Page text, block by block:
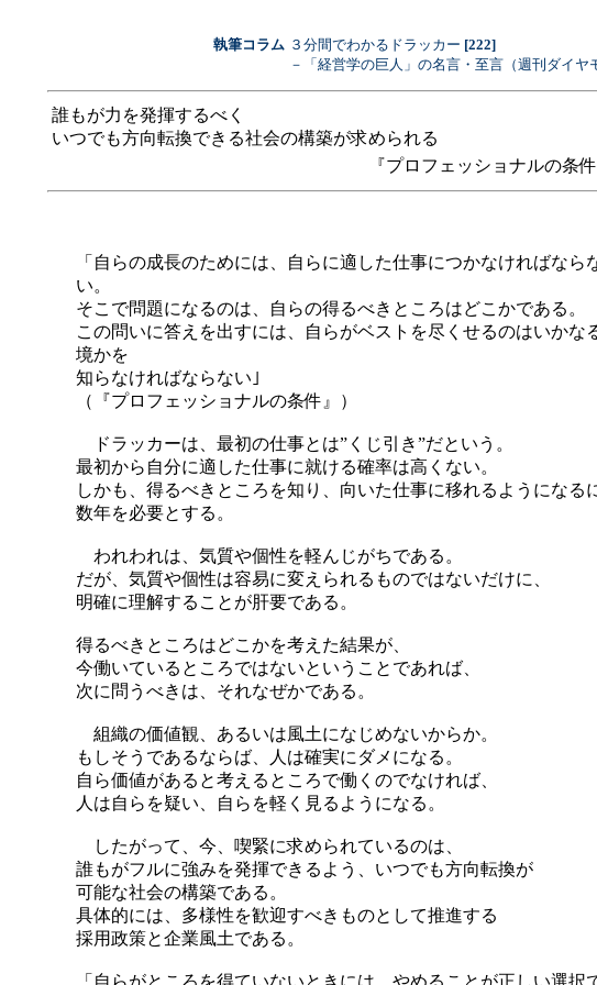
執筆コラム ３分間でわかるドラッカー [222]
－「経営学の巨人」の名言・至言（週刊ダイヤ
誰もが力を発揮するべく
いつでも方向転換できる社会の構築が求められる
『プロフェッショナルの条
「自らの成長のためには、自らに適した仕事につかなければなら
い。
そこで問題になるのは、自らの得るべきところはどこかである。
この問いに答えを出すには、自らがベストを尽くせるのはいかな
境かを
知らなければならない｣
（『プロフェッショナルの条件』）
ドラッカーは、最初の仕事とは”くじ引き”だという。
最初から自分に適した仕事に就ける確率は高くない。
しかも、得るべきところを知り、向いた仕事に移れるようになる
数年を必要とする。
われわれは、気質や個性を軽んじがちである。
だが、気質や個性は容易に変えられるものではないだけに、
明確に理解することが肝要である。
得るべきところはどこかを考えた結果が、
今働いているところではないということであれば、
次に問うべきは、それなぜかである。
組織の価値観、あるいは風土になじめないからか。
もしそうであるならば、人は確実にダメになる。
自ら価値があると考えるところで働くのでなければ、
人は自らを疑い、自らを軽く見るようになる。
したがって、今、喫緊に求められているのは、
誰もがフルに強みを発揮できるよう、いつでも方向転換が
可能な社会の構築である。
具体的には、多様性を歓迎すべきものとして推進する
採用政策と企業風土である。
「自らがところを得ていないときには、やめることが正しい選択